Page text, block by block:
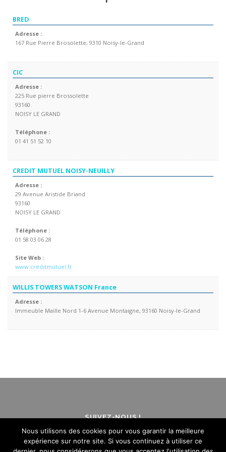
BRED
Adresse :
167 Rue Pierre Brosolette, 9310 Noisy-le-Grand
CIC
Adresse :
225 Rue pierre Brossolette
93160
NOISY LE GRAND
Téléphone :
01 41 51 52 10
CREDIT MUTUEL NOISY-NEUILLY
Adresse :
29 Avenue Aristide Briand
93160
NOISY LE GRAND
Téléphone :
01 58 03 06 28
Site Web :
www.creditmutuel.fr
WILLIS TOWERS WATSON France
Adresse :
Immeuble Maille Nord 1-6 Avenue Montaigne, 93160 Noisy-le-Grand
SUIVEZ-NOUS !
Nous utilisons des cookies pour vous garantir la meilleure
expérience sur notre site. Si vous continuez à utiliser ce